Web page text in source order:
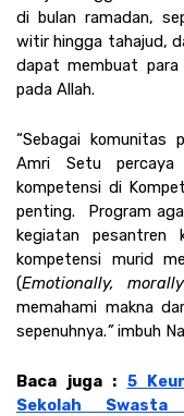
di bulan ramadan,
witir hingga tahajud,
dapat membuat
pada Allah.
“Sebagai komunitas
Amri Setu percaya
kompetensi di
penting.  Program
kegiatan pesantren
kompetensi murid
(Emotionally,
memahami makna
sepenuhnya.” imbuh
Baca juga : 5
Sekolah